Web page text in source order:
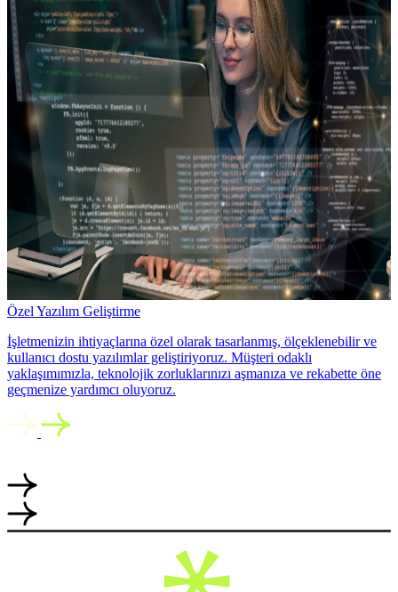
Özel Yazılım Geliştirme
İşletmenizin ihtiyaçlarına özel olarak tasarlanmış, ölçeklenebilir ve
kullanıcı dostu yazılımlar geliştiriyoruz. Müşteri odaklı
yaklaşımımızla, teknolojik zorluklarınızı aşmanıza ve rekabette öne
geçmenize yardımcı oluyoruz.